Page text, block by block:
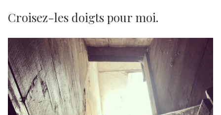
Croisez-les doigts pour moi.